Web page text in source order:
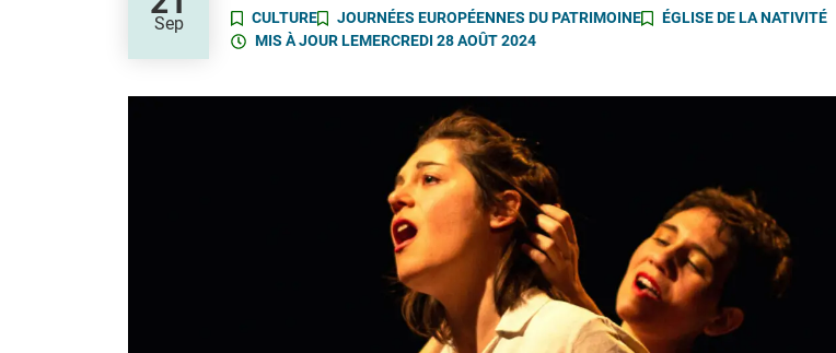
Sep CULTURE JOURNÉES EUROPÉENNES DU PATRIMOINE
ÉGLISE DE LA NATIVITÉ
MIS À JOUR LEMERCREDI 28 AOÛT 2024